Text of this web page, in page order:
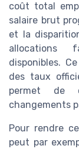
coût total
salaire brut
et la
allocations
disponibles.
des taux
permet de
changements
Pour rendre
peut par